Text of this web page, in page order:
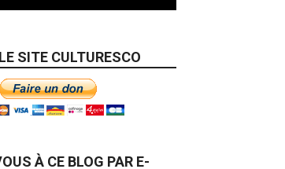
SITE CULTURESCO
À CE BLOG PAR E-